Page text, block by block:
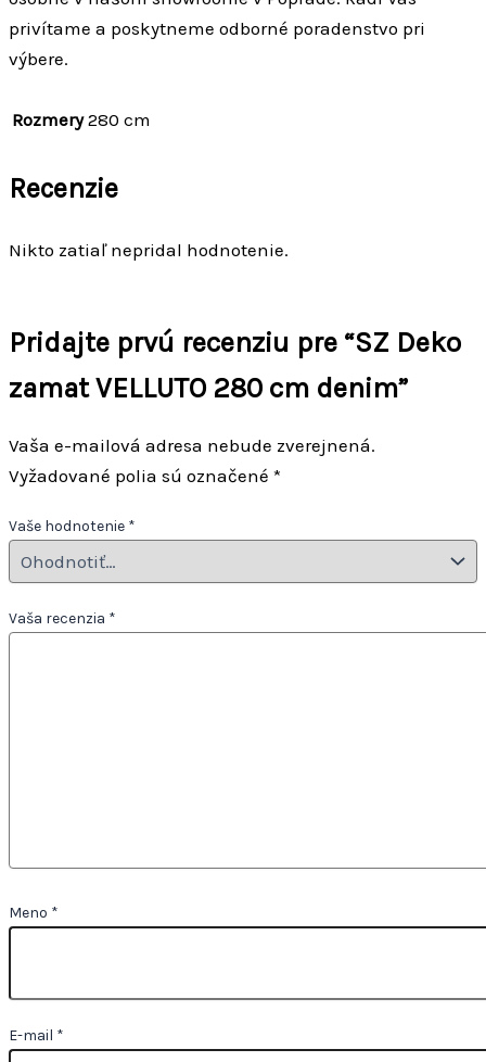
privítame a poskytneme odborné poradenstvo pri
výbere.
Rozmery 280 cm
Recenzie
Nikto zatiaľ nepridal hodnotenie.
Pridajte prvú recenziu pre “SZ Deko
zamat VELLUTO 280 cm denim”
Vaša e-mailová adresa nebude zverejnená.
Vyžadované polia sú označené *
Vaše hodnotenie *
Vaša recenzia *
Meno *
E-mail *